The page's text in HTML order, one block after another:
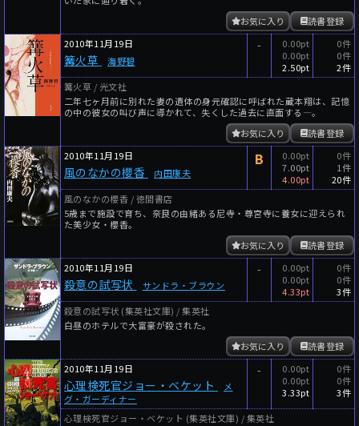
読書登録
お気に入り
2010年11月19日
篝火草 海野碧
-
0.00pt
0.00pt
2.50pt
0件
0件
2件
篝火草 / 光文社
二年七ヶ月前に別れた妻の遺体の身元確認に呼ばれた蔵本翔は、記憶
の中の彼女の叫び声に導かれて、失くした過去に直面する―。
読書登録
お気に入り
2010年11月19日
風のなかの櫻香 内田康夫
B
0.00pt
7.00pt
4.00pt
0件
1件
20件
風のなかの櫻香 / 徳間書店
5歳まで施設で育ち、奈良の由緒ある尼寺・尊宮寺に養女に迎えられ
た美少女・櫻香。
読書登録
お気に入り
2010年11月19日
殺意の試写状 サンドラ・ブラウン
-
0.00pt
0.00pt
4.33pt
0件
0件
3件
殺意の試写状 (集英社文庫) / 集英社
白昼のホテルで大富豪が殺された。
読書登録
お気に入り
2010年11月19日
心理検死官ジョー・ベケット
メ
グ・ガーディナー
-
0.00pt
0.00pt
3.33pt
0件
0件
3件
心理検死官ジョー・ベケット (集英社文庫) / 集英社